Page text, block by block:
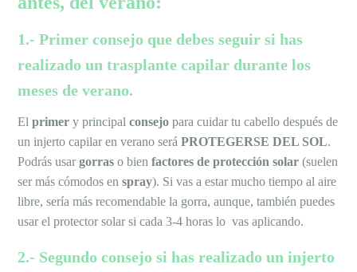
1.- Primer consejo que debes seguir si has
realizado un trasplante capilar durante los
meses de verano.
Elprimer y principalconsejo para cuidar tu cabello después de
un injerto capilar en verano seráPROTEGERSE DEL SOL.
Podrás usargorras o bienfactores de protección solar (suelen
ser más cómodos enspray). Si vas a estar mucho tiempo al aire
libre, sería más recomendable la gorra, aunque, también puedes
usar el protector solar si cada 3-4 horas lo vas aplicando.
2.- Segundo consejo si has realizado un injerto